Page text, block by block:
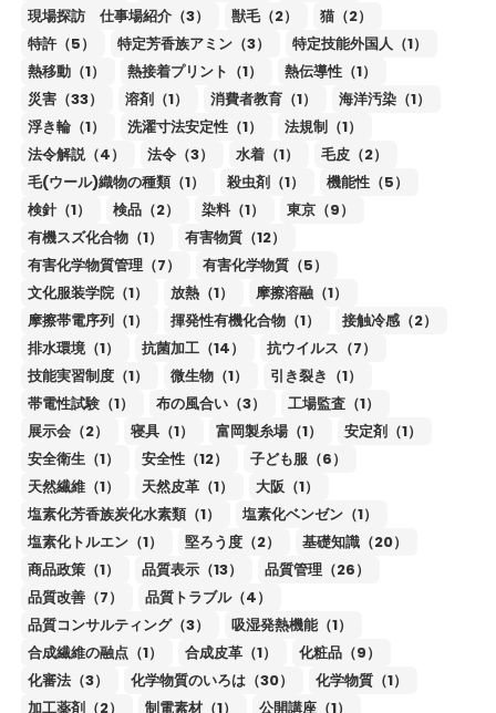
現場探訪 仕事場紹介（3）
獣毛（2）
猫（2）
特許（5）
特定芳香族アミン（3）
特定技能外国人（1）
熱移動（1）
熱接着プリント（1）
熱伝導性（1）
災害（33）
溶剤（1） 消費者教育（1）
海洋汚染（1）
浮き輪（1）
洗濯寸法安定性（1）
法規制（1）
法令解説（4）
法令（3） 水着（1）
毛皮（2）
毛(ウール)織物の種類（1）
殺虫剤（1）
機能性（5）
検針（1）
検品（2） 染料（1）
東京（9）
有機スズ化合物（1）
有害物質（12）
有害化学物質管理（7）
有害化学物質（5）
文化服装学院（1）
放熱（1）
摩擦溶融（1）
摩擦帯電序列（1）
揮発性有機化合物（1）
接触冷感（2）
排水環境（1）
抗菌加工（14）
抗ウイルス（7）
技能実習制度（1）
微生物（1）
引き裂き（1）
帯電性試験（1）
布の風合い（3）
工場監査（1）
展示会（2）
寝具（1） 富岡製糸場（1）
安定剤（1）
安全衛生（1）
安全性（12）
子ども服（6）
天然繊維（1）
天然皮革（1）
大阪（1）
塩素化芳香族炭化水素類（1）
塩素化ベンゼン（1）
塩素化トルエン（1）
堅ろう度（2）
基礎知識（20）
商品政策（1）
品質表示（13）
品質管理（26）
品質改善（7）
品質トラブル（4）
品質コンサルティング（3）
吸湿発熱機能（1）
合成繊維の融点（1）
合成皮革（1）
化粧品（9）
化審法（3）
化学物質のいろは（30）
化学物質（1）
加工薬剤（2）
制電素材（1）
公開講座（1）